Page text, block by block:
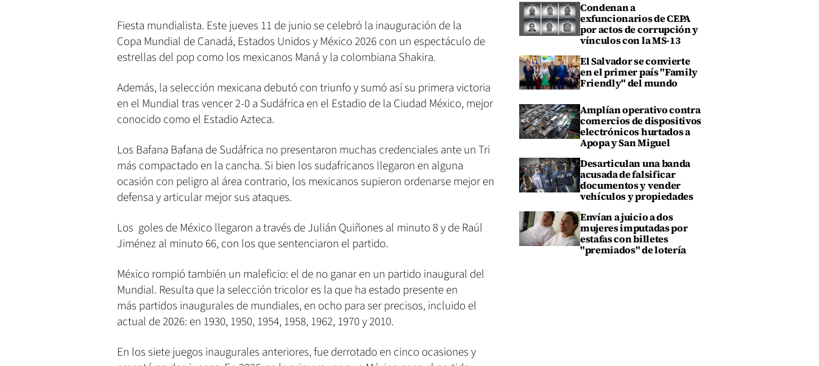
Fiesta mundialista. Este jueves 11 de junio se celebró la inauguración de la
Copa Mundial de Canadá, Estados Unidos y México 2026 con un espectáculo de
estrellas del pop como los mexicanos Maná y la colombiana Shakira.
Además, la selección mexicana debutó con triunfo y sumó así su primera victoria
en el Mundial tras vencer 2-0 a Sudáfrica en el Estadio de la Ciudad México, mejor
conocido como el Estadio Azteca.
Los Bafana Bafana de Sudáfrica no presentaron muchas credenciales ante un Tri
más compactado en la cancha. Si bien los sudafricanos llegaron en alguna
ocasión con peligro al área contrario, los mexicanos supieron ordenarse mejor en
defensa y articular mejor sus ataques.
Los goles de México llegaron a través de Julián Quiñones al minuto 8 y de Raúl
Jiménez al minuto 66, con los que sentenciaron el partido.
México rompió también un maleficio: el de no ganar en un partido inaugural del
Mundial. Resulta que la selección tricolor es la que ha estado presente en
más partidos inaugurales de mundiales, en ocho para ser precisos, incluido el
actual de 2026: en 1930, 1950, 1954, 1958, 1962, 1970 y 2010.
En los siete juegos inaugurales anteriores, fue derrotado en cinco ocasiones y
Condenan a
exfuncionarios de CEPA
por actos de corrupción y
vínculos con la MS-13
El Salvador se convierte
en el primer país "Family
Friendly" del mundo
Amplían operativo contra
comercios de dispositivos
electrónicos hurtados a
Apopa y San Miguel
Desarticulan una banda
acusada de falsificar
documentos y vender
vehículos y propiedades
Envían a juicio a dos
mujeres imputadas por
estafas con billetes
"premiados" de lotería